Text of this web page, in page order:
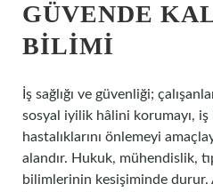
GÜVENDE
BILIMI
İş sağlığı ve güvenliği;
sosyal iyilik hâlini korumayı, iş
hastalıklarını önlemeyi
alandır. Hukuk, mühendislik,
bilimlerinin kesişiminde durur.